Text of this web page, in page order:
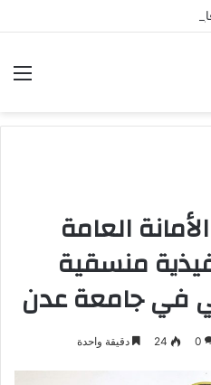
العامة
منسقية
في جامعة عدن
0
24 دقيقة واحدة